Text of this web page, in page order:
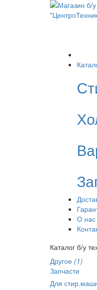
О нас
Каталог б/у
Другое (1)
Запчасти
Для